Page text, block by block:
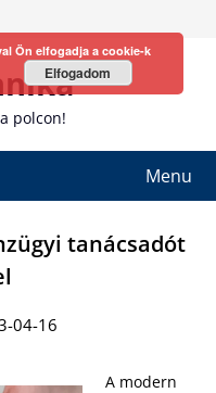
polcon!
Menu
tanácsadót
04-16
A modern
Ön elfogadja a cookie-k
Elfogadom